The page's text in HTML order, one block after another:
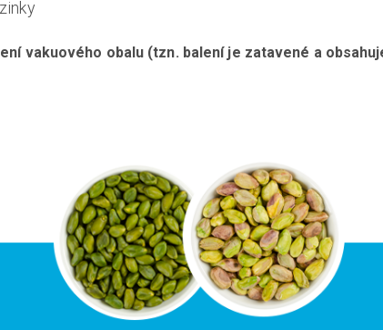
vakuového obalu (tzn. balení je zatavené a